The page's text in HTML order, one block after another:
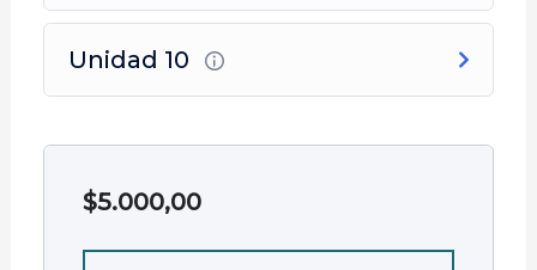
Unidad 10
$5.000,00